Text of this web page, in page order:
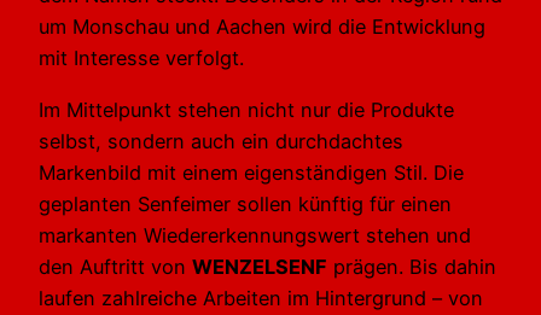
um Monschau und Aachen wird die Entwicklung
mit Interesse verfolgt.
Im Mittelpunkt stehen nicht nur die Produkte
selbst, sondern auch ein durchdachtes
Markenbild mit einem eigenständigen Stil. Die
geplanten Senfeimer sollen künftig für einen
markanten Wiedererkennungswert stehen und
den Auftritt von WENZELSENF prägen. Bis dahin
laufen zahlreiche Arbeiten im Hintergrund – von